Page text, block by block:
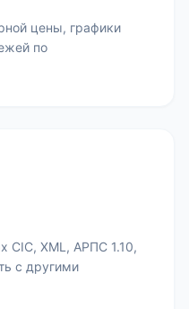
цены, графики
по
СІС, XML, АРПС 1.10,
с другими